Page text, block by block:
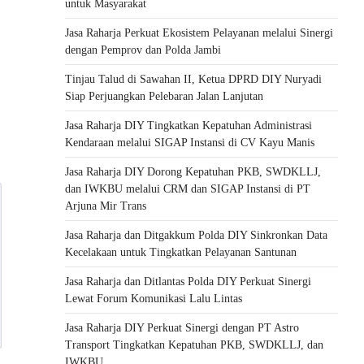
untuk Masyarakat
Jasa Raharja Perkuat Ekosistem Pelayanan melalui Sinergi
dengan Pemprov dan Polda Jambi
Tinjau Talud di Sawahan II, Ketua DPRD DIY Nuryadi
Siap Perjuangkan Pelebaran Jalan Lanjutan
Jasa Raharja DIY Tingkatkan Kepatuhan Administrasi
Kendaraan melalui SIGAP Instansi di CV Kayu Manis
Jasa Raharja DIY Dorong Kepatuhan PKB, SWDKLLJ,
dan IWKBU melalui CRM dan SIGAP Instansi di PT
Arjuna Mir Trans
Jasa Raharja dan Ditgakkum Polda DIY Sinkronkan Data
Kecelakaan untuk Tingkatkan Pelayanan Santunan
Jasa Raharja dan Ditlantas Polda DIY Perkuat Sinergi
Lewat Forum Komunikasi Lalu Lintas
Jasa Raharja DIY Perkuat Sinergi dengan PT Astro
Transport Tingkatkan Kepatuhan PKB, SWDKLLJ, dan